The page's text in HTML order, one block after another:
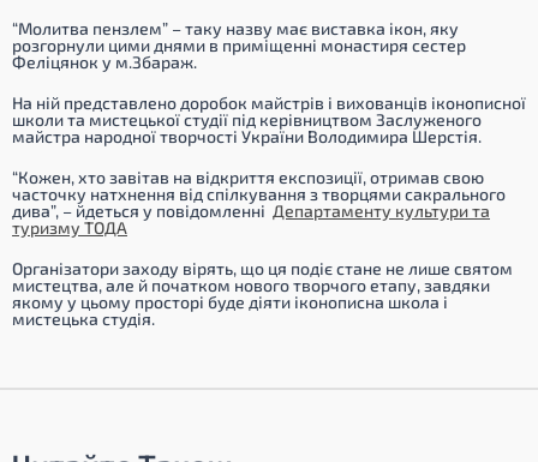
“Молитва пензлем” – таку назву має виставка ікон, яку
розгорнули цими днями в приміщенні монастиря сестер
Феліцянок у м.Збараж.
На ній представлено доробок майстрів і вихованців іконописної
школи та мистецької студії під керівництвом Заслуженого
майстра народної творчості України Володимира Шерстія.
“Кожен, хто завітав на відкриття експозиції, отримав свою
часточку натхнення від спілкування з творцями сакрального
дива”, – йдеться у повідомленні Департаменту культури та
туризму ТОДА
Організатори заходу вірять, що ця подіє стане не лише святом
мистецтва, але й початком нового творчого етапу, завдяки
якому у цьому просторі буде діяти іконописна школа і
мистецька студія.